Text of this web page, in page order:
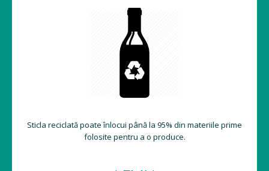
Sticla reciclată poate înlocui până la 95% din materiile prime
folosite pentru a o produce.